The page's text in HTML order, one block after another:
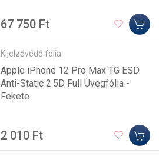
67 750 Ft
Kijelzővédő fólia
Apple iPhone 12 Pro Max TG ESD
Anti-Static 2.5D Full Üvegfólia -
Fekete
2 010 Ft